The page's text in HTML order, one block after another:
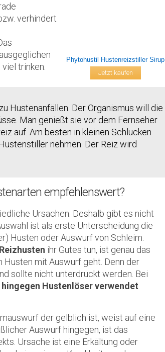
verhindert
trinken.
Phytohustil Hustenreizstiller Sirup
Jetzt kaufen
Hustenanfällen. Der Organismus will die
Man genießt sie vor dem Fernseher
auf. Am besten in kleinen Schlucken
nehmen. Der Reiz wird
empfehlenswert?
Ursachen. Deshalb gibt es nicht
ist als erste Unterscheidung die
Husten oder Auswurf von Schleim.
ihr Gutes tun, ist genau das
Husten mit Auswurf geht. Denn der
sollte nicht unterdrückt werden. Bei
Hustenlöser verwendet
der gelblich ist, weist auf eine
Auswurf hingegen, ist das
Ursache ist eine Erkältung oder